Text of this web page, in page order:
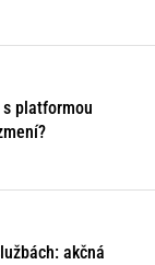
platformou
akčná